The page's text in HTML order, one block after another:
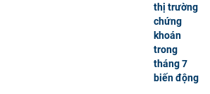
thị trường
chứng
khoán
trong
tháng 7
biến động